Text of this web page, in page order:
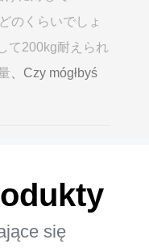
のくらいでしょ
て200kg耐えられ
、Czy mógłbyś
się